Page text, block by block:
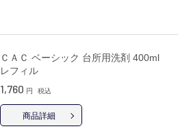
ＣＡＣ ベーシック 台所用洗剤 400ml
レフィル
1,760 円 税込
商品詳細